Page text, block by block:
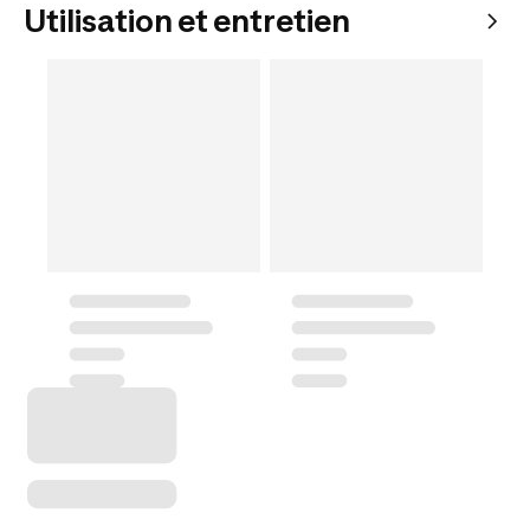
Utilisation et entretien